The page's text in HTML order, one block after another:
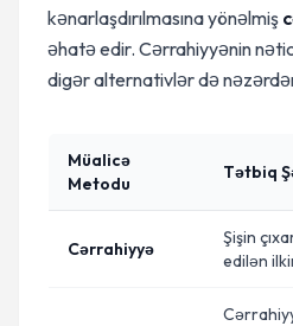
kənarlaşdırılmasına yönəlmiş
əhatə edir. Cərrahiyyənin
digər alternativlər də
Müalicə
Metodu
Tətbiq
Cərrahiyyə
Şişin
edilən